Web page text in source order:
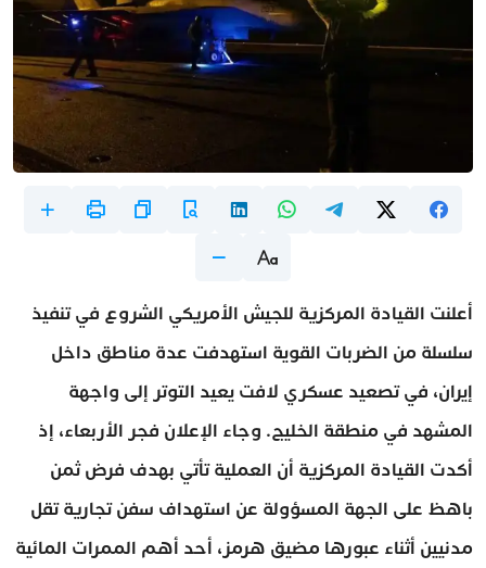
أعلنت القيادة المركزية للجيش الأمريكي الشروع في تنفيذ
سلسلة من الضربات القوية استهدفت عدة مناطق داخل
إيران، في تصعيد عسكري لافت يعيد التوتر إلى واجهة
المشهد في منطقة الخليج. وجاء الإعلان فجر الأربعاء، إذ
أكدت القيادة المركزية أن العملية تأتي بهدف فرض ثمن
باهظ على الجهة المسؤولة عن استهداف سفن تجارية تقل
مدنيين أثناء عبورها مضيق هرمز، أحد أهم الممرات المائية